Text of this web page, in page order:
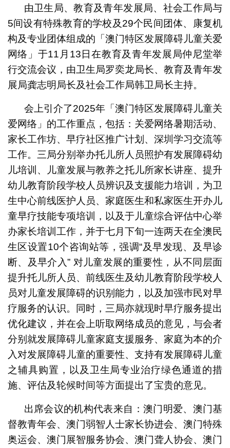
由卫生局、教育及青年发展局、社会工作局与
5间设有特殊教育的学校及29个民间团体、康复机
构及专业团体组成的「澳门特区发展障碍儿童关爱
网络」于11月13日在教育及青年发展局仲尼堂举
行交流会议，由卫生局罗奕龙局长、教育及青年发
展局龚志明局长及社会工作局韩卫局长主持。
会上引介了2025年「澳门特区发展障碍儿童关
爱网络」的工作重点，包括：关爱网络暑期活动、
家长工作坊、早疗社区推广计划、深圳学习交流等
工作。三局分别举办托儿所人员照护有发展障碍幼
儿培训、儿童发展与教养之托儿所家长讲座、提升
幼儿教育阶段学校人员辨识及支援能力培训，为卫
生中心前线医护人员、家庭医生和私家医生开办儿
童早疗技能专项培训，以及于儿童综合评估中心举
办家长培训工作，并于七月下旬一连两天在全澳民
生区设置10个咨询站等，强调“及早发现、及早诊
断、及早介入” 对儿童发展的重要性，从不同层面
提升托儿所人员、前线医生及幼儿教育阶段学校人
员对儿童发展障碍的识别能力，以及加强巿民对早
疗服务的认识。同时，三局亦就现时早疗服务提出
优化建议，并在会上听取网络成员的意见，与会者
分别就发展障碍儿童家庭支援服务、家庭为本的介
入对发展障碍儿童的重要性、支持有发展障碍儿童
之辅具购置，以及卫生局专业治疗绿色通道的措
施、评估及轮候时间等方面提出了宝贵的意见。
出席会议的机构代表来自：澳门明爱、澳门基
督教青年会、澳门弱智人士家长协进会、澳门特殊
奥运会、澳门展智服务协会、澳门聋人协会、澳门